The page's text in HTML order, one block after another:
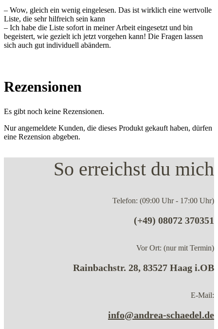
– Wow, gleich ein wenig eingelesen. Das ist wirklich eine wertvolle
Liste, die sehr hilfreich sein kann
– Ich habe die Liste sofort in meiner Arbeit eingesetzt und bin
begeistert, wie gezielt ich jetzt vorgehen kann! Die Fragen lassen
sich auch gut individuell abändern.
Rezensionen
Es gibt noch keine Rezensionen.
Nur angemeldete Kunden, die dieses Produkt gekauft haben, dürfen
eine Rezension abgeben.
So erreichst du mich
Telefon: (09:00 Uhr - 17:00 Uhr)
(+49) 08072 370351
Vor Ort: (nur mit Termin)
Rainbachstr. 28, 83527 Haag i.OB
E-Mail:
info@andrea-schaedel.de